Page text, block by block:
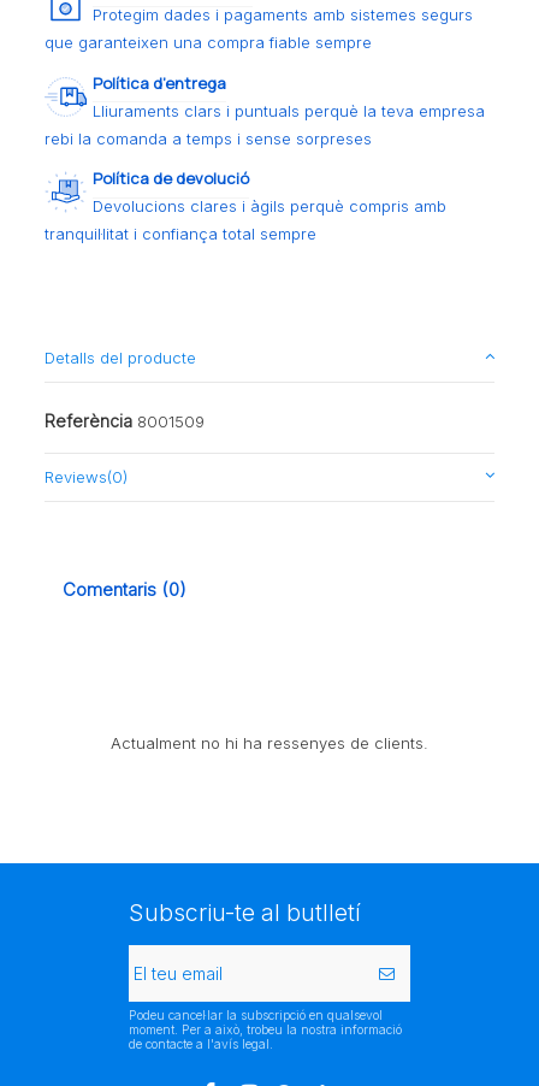
Protegim dades i pagaments amb sistemes segurs
que garanteixen una compra fiable sempre
Política d’entrega
Lliuraments clars i puntuals perquè la teva empresa
rebi la comanda a temps i sense sorpreses
Política de devolució
Devolucions clares i àgils perquè compris amb
tranquil·litat i confiança total sempre
Detalls del producte
Referència 8001509
Reviews(0)
Comentaris (0)
Actualment no hi ha ressenyes de clients.
Subscriu-te al butlletí
Podeu cancel·lar la subscripció en qualsevol
moment. Per a això, trobeu la nostra informació
de contacte a l'avís legal.